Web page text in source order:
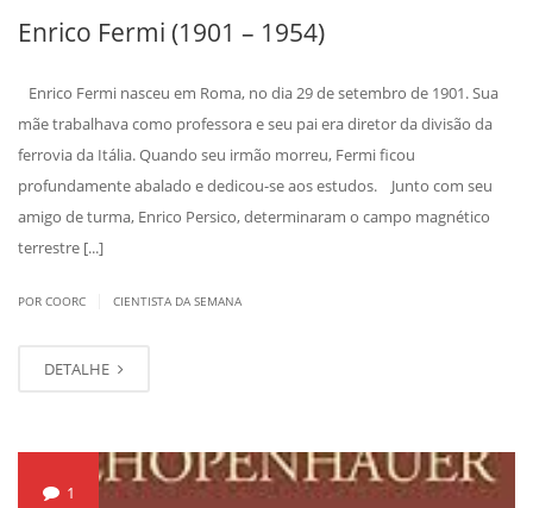
Enrico Fermi (1901 – 1954)
Enrico Fermi nasceu em Roma, no dia 29 de setembro de 1901. Sua
mãe trabalhava como professora e seu pai era diretor da divisão da
ferrovia da Itália. Quando seu irmão morreu, Fermi ficou
profundamente abalado e dedicou-se aos estudos. Junto com seu
amigo de turma, Enrico Persico, determinaram o campo magnético
terrestre [...]
POR COORC CIENTISTA DA SEMANA
DETALHE
1